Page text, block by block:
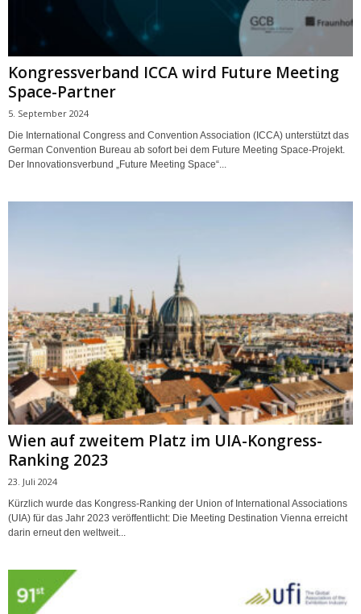
Kongressverband ICCA wird Future Meeting
Space-Partner
5. September 2024
Die International Congress and Convention Association (ICCA) unterstützt das
German Convention Bureau ab sofort bei dem Future Meeting Space-Projekt.
Der Innovationsverbund „Future Meeting Space“...
Wien auf zweitem Platz im UIA-Kongress-
Ranking 2023
23. Juli 2024
Kürzlich wurde das Kongress-Ranking der Union of International Associations
(UIA) für das Jahr 2023 veröffentlicht: Die Meeting Destination Vienna erreicht
darin erneut den weltweit...